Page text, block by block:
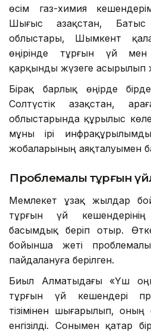
өсім газ-химия
Шығыс Қазақстан,
облыстары, Шымкент
өңірінде тұрғын үй мен
қарқынды жүзеге асырылып
Бірақ барлық өңірде
Солтүстік Қазақстан,
облыстарында құрылыс
мұны ірі
жобаларының аяқталуымен
Проблемалы тұрғын
Мемлекет ұзақ жылдар
тұрғын үй
басымдық беріп отыр.
бойынша жеті
пайдалануға берілген.
Биыл Алматыдағы «Үш
тұрғын үй кешендері
тізімінен шығарылып,
енгізілді. Сонымен қатар